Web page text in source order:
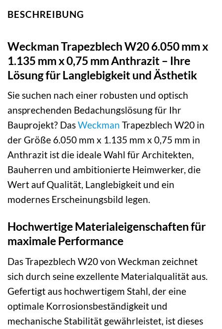
BESCHREIBUNG
Weckman Trapezblech W20 6.050 mm x
1.135 mm x 0,75 mm Anthrazit – Ihre
Lösung für Langlebigkeit und Ästhetik
Sie suchen nach einer robusten und optisch
ansprechenden Bedachungslösung für Ihr
Bauprojekt? DasWeckman Trapezblech W20 in
der Größe 6.050 mm x 1.135 mm x 0,75 mm in
Anthrazit ist die ideale Wahl für Architekten,
Bauherren und ambitionierte Heimwerker, die
Wert auf Qualität, Langlebigkeit und ein
modernes Erscheinungsbild legen.
Hochwertige Materialeigenschaften für
maximale Performance
Das Trapezblech W20 von Weckman zeichnet
sich durch seine exzellente Materialqualität aus.
Gefertigt aus hochwertigem Stahl, der eine
optimale Korrosionsbeständigkeit und
mechanische Stabilität gewährleistet, ist dieses